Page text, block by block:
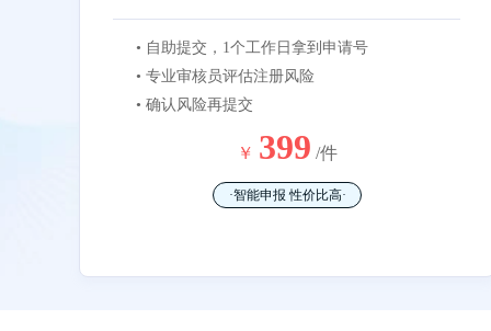
• 自助提交，1个工作日拿到申请号
• 专业审核员评估注册风险
• 确认风险再提交
￥ 399 /件
·智能申报 性价比高·